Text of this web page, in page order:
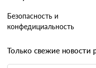
Безопасность и
конфедициальность
Только свежие новости